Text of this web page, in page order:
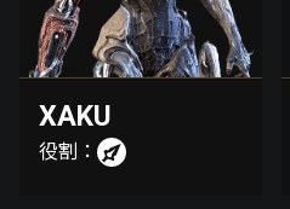
XAKU
役割：